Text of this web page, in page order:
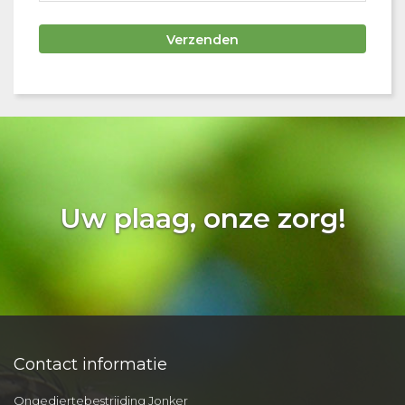
Uw plaag, onze zorg!
Contact informatie
Ongediertebestrijding Jonker